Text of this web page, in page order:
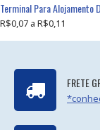
R$0,07 a R$0,11
FRETE